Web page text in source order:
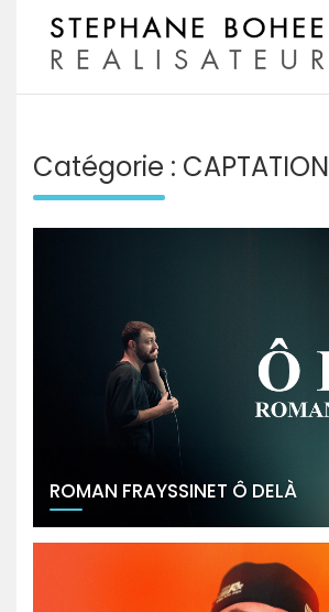
content
STEPHANE BOHEE
Realisateur
Catégorie : CAPTATION
ROMAN FRAYSSINET Ô DELÀ